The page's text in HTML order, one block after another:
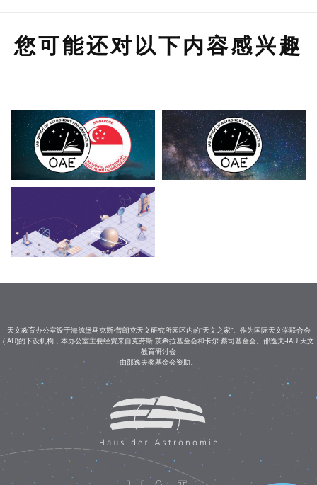
您可能还对以下内容感兴趣
天文教育办公室设于海德堡马克斯·普朗克天文研究所园区内的“天文之家”。作为国际天文学联合会
(IAU)的下设机构，本办公室主要经费来自克劳斯·茨希拉基金会和卡尔·蔡司基金会。邵逸夫-IAU 天文
教育研讨会
由邵逸夫奖基金会资助。